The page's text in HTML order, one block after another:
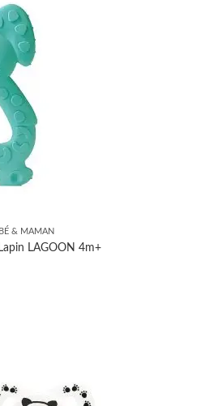
& MAMAN
LAGOON 4m+